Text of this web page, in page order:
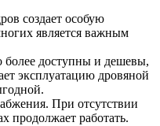
создает особую
является важным
более доступны и дешевы,
эксплуатацию дровяной
При отсутствии
продолжает работать.